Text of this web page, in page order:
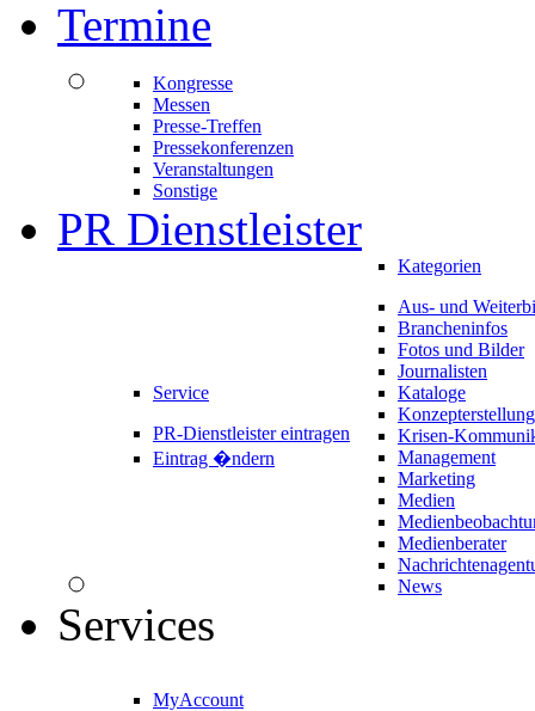
Termine
Kongresse
Messen
Presse-Treffen
Pressekonferenzen
Veranstaltungen
Sonstige
PR Dienstleister
Service
PR-Dienstleister eintragen
Eintrag �ndern
Kategorien
Aus- und
Brancheninfos
Fotos und Bilder
Journalisten
Kataloge
Konzepterstellung
Krisen-
Management
Marketing
Medien
Medienberater
News
Services
MyAccount